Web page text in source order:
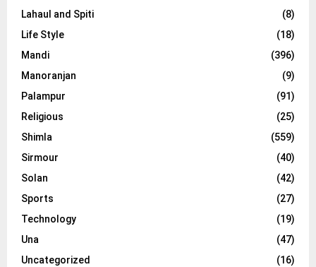
Lahaul and Spiti
(8)
Life Style
(18)
Mandi
(396)
Manoranjan
(9)
Palampur
(91)
Religious
(25)
Shimla
(559)
Sirmour
(40)
Solan
(42)
Sports
(27)
Technology
(19)
Una
(47)
Uncategorized
(16)